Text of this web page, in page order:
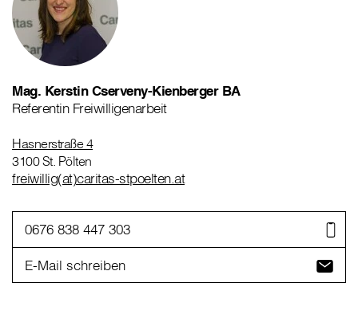
Mag. Kerstin Cserveny-Kienberger BA
Referentin Freiwilligenarbeit
Hasnerstraße 4
3100 St. Pölten
freiwillig(at)caritas-stpoelten.at
0676 838 447 303
E-Mail schreiben